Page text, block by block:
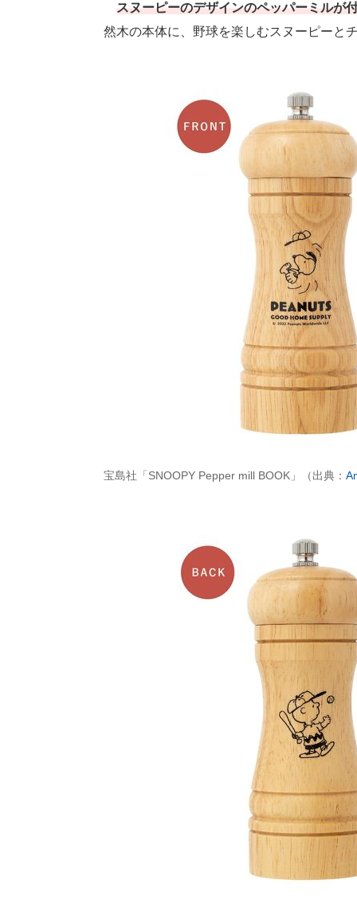
スヌーピーのデザインのペッパーミルが
然木の本体に、野球を楽しむスヌーピーと
宝島社「SNOOPY Pepper mill BOOK」（出典：